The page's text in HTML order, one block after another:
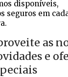
disponíveis,
seguros em
as
e